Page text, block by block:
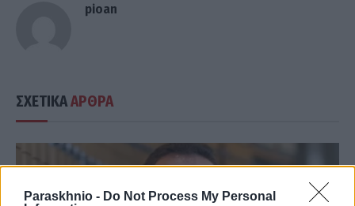
Paraskhnio - Do Not Process My Personal
pioan
ΣΧΕΤΙΚΑΑΡΘΡΑ